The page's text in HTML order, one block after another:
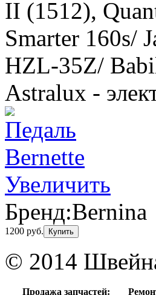
II (1512),
Smarter 160s/
HZL-35Z/
Astralux -
Увеличить
Бренд:Bernina
1200 руб. Купить
© 2014
Продажа запчастей: